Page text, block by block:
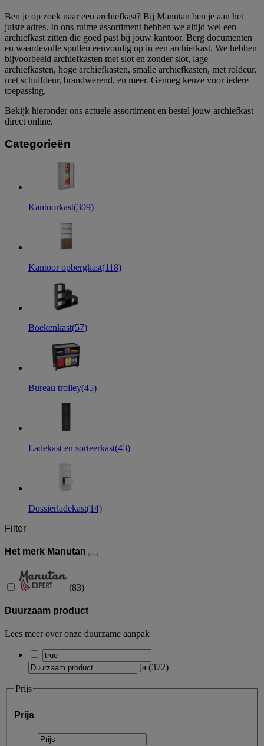
Ben je op zoek naar een archiefkast? Bij Manutan ben je aan het
juiste adres. In ons ruime assortiment hebben we altijd wel een
archiefkast zitten die goed past bij jouw kantoor. Berg documenten
en waardevolle spullen eenvoudig op in een archiefkast. We hebben
bijvoorbeeld archiefkasten met slot en zonder slot, lage
archiefkasten, hoge archiefkasten, smalle archiefkasten, met roldeur,
met schuifdeur, brandwerend, en meer. Genoeg keuze voor iedere
toepassing.
Bekijk hieronder ons actuele assortiment en bestel jouw archiefkast
direct online.
Categorieën
Kantoorkast(309)
Kantoor opbergkast(118)
Boekenkast(57)
Bureau trolley(45)
Ladekast en sorteerkast(43)
Dossierladekast(14)
Filter
Het merk Manutan
(83)
Duurzaam product
Lees meer over onze duurzame aanpak
ja (372)
Prijs
Prijs